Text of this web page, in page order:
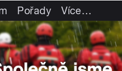
Pořady Více…